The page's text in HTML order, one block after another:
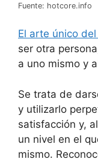
Fuente: hotcore.info
El arte único
ser otra
a uno mismo y
Se trata de
y utilizarlo
satisfacción y,
un nivel en el
mismo.